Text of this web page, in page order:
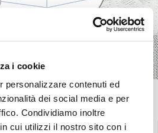
i cookie
personalizzare contenuti ed
dei social media e per
Condividiamo inoltre
cui utilizzi il nostro sito con i